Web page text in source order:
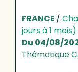
FRANCE /
jours à 1
Du 04/08/
Thématique